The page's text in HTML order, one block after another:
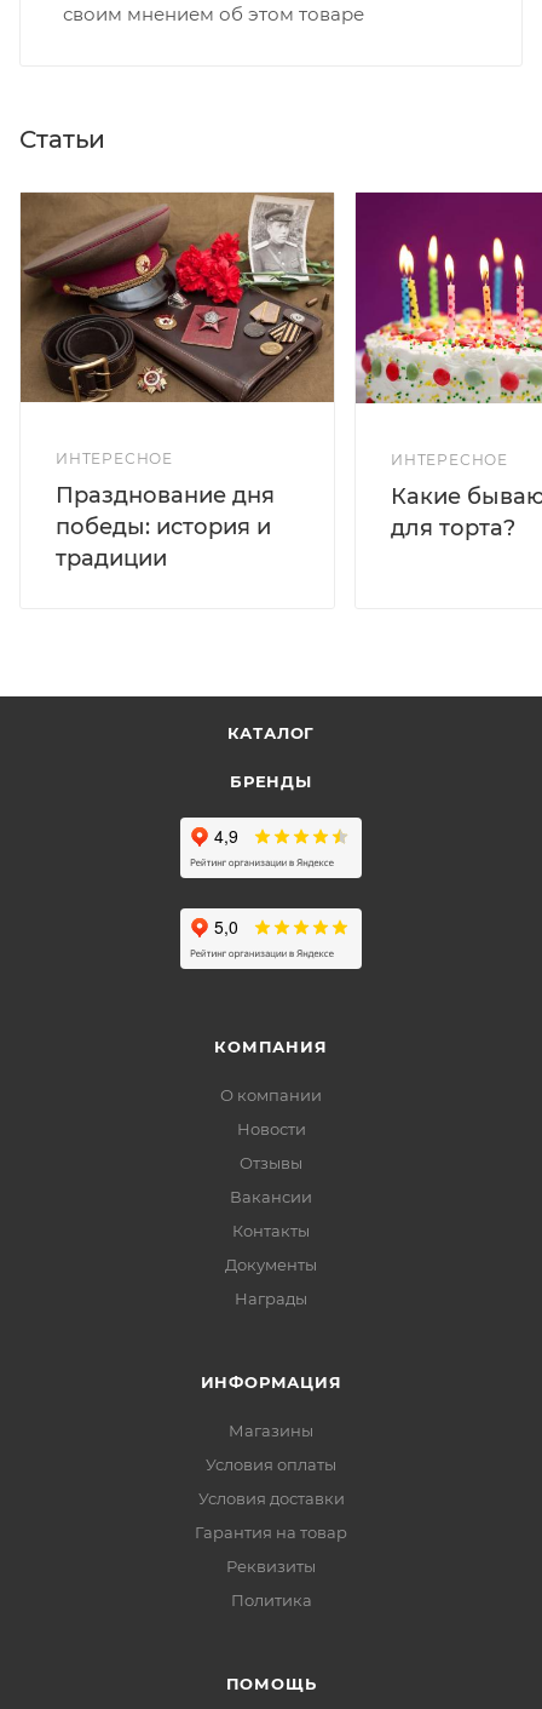
своим мнением об этом товаре
Статьи
ИНТЕРЕСНОЕ
Празднование дня
победы: история и
традиции
ИНТЕРЕСНОЕ
Какие
для торта?
КАТАЛОГ
БРЕНДЫ
КОМПАНИЯ
О компании
Новости
Отзывы
Вакансии
Контакты
Документы
Награды
ИНФОРМАЦИЯ
Магазины
Условия оплаты
Условия доставки
Гарантия на товар
Реквизиты
Политика
ПОМОЩЬ